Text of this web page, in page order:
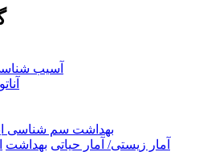
آسیب
بهداشت سم شناسی
آمار زیستی/ آمار حیاتی بهداشت